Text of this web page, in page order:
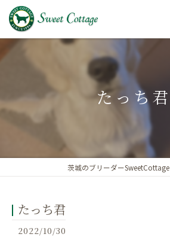
たっち君
茨城のブリーダーSweetCottage
たっち君
2022/10/30